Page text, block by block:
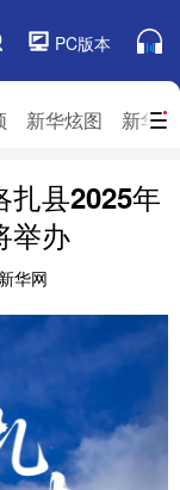
PC版本
新华炫图 新华
融视频
视界屋脊
扎县2025年
举办
新华网